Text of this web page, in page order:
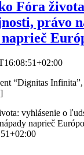
Fóra
právo
“Dignitas Infinita”,
vyhlásenie o
naprieč